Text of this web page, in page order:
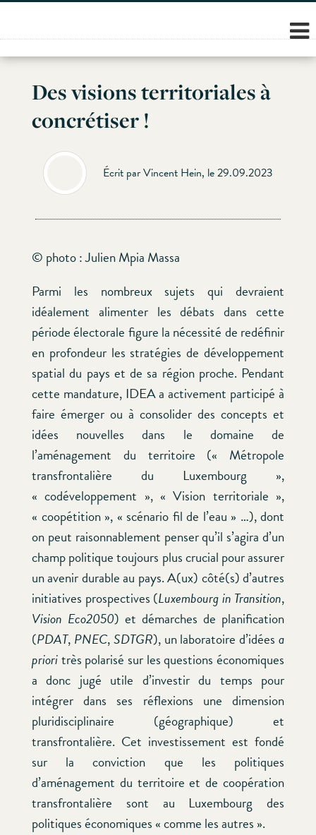
Skip
content
Des visions territoriales à
concrétiser !
Écrit par Vincent Hein, le 29.09.2023
© photo : Julien Mpia Massa
Parmi les nombreux sujets qui devraient
idéalement alimenter les débats dans cette
période électorale figure la nécessité de redéfinir
en profondeur les stratégies de développement
spatial du pays et de sa région proche. Pendant
cette mandature, IDEA a activement participé à
faire émerger ou à consolider des concepts et
idées nouvelles dans le domaine de
l’aménagement du territoire (« Métropole
transfrontalière du Luxembourg »,
« codéveloppement », « Vision territoriale »,
« coopétition », « scénario fil de l’eau » …), dont
on peut raisonnablement penser qu’il s’agira d’un
champ politique toujours plus crucial pour assurer
un avenir durable au pays. A(ux) côté(s) d’autres
initiatives prospectives (Luxembourg in Transition,
Vision Eco2050) et démarches de planification
(PDAT, PNEC,SDTGR), un laboratoire d’idéesa
prioritrès polarisé sur les questions économiques
a donc jugé utile d’investir du temps pour
intégrer dans ses réflexions une dimension
pluridisciplinaire (géographique) et
transfrontalière. Cet investissement est fondé
sur la conviction que les politiques
d’aménagement du territoire et de coopération
transfrontalière sont au Luxembourg des
politiques économiques « comme les autres ».